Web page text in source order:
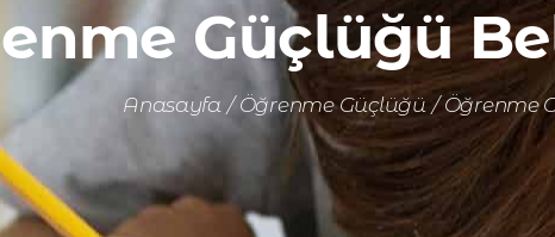
Güçlüğü
Anasayfa / Öğrenme Güçlüğü / Öğrenme